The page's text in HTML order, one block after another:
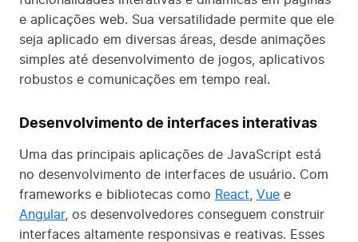
e aplicações web. Sua versatilidade permite que ele
seja aplicado em diversas áreas, desde animações
simples até desenvolvimento de jogos, aplicativos
robustos e comunicações em tempo real.
Desenvolvimento de interfaces interativas
Uma das principais aplicações de JavaScript está
no desenvolvimento de interfaces de usuário. Com
frameworks e bibliotecas como React Vue e
Angular, os desenvolvedores conseguem construir
interfaces altamente responsivas e reativas. Esses